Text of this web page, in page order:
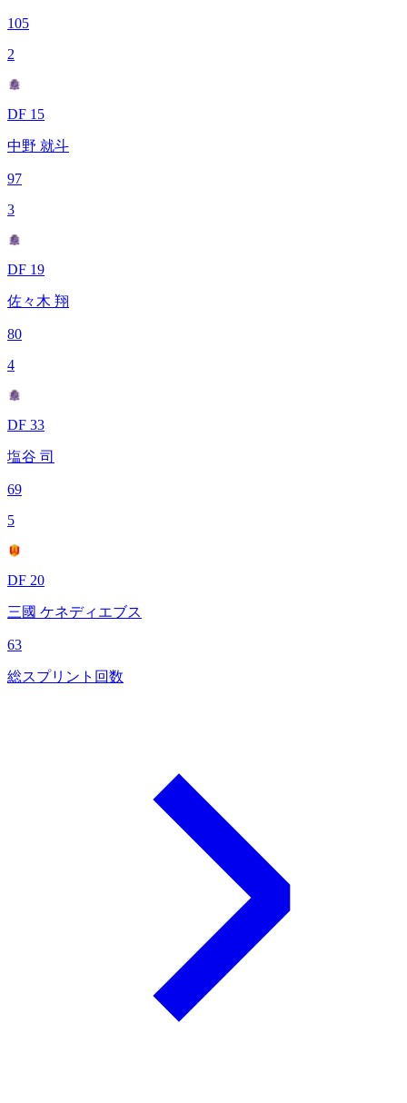
105
2
DF 15
中野 就斗
97
3
DF 19
佐々木 翔
80
4
DF 33
塩谷 司
69
5
DF 20
三國 ケネディエブス
63
総スプリント回数